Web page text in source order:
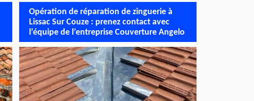
Opération de réparation de zinguerie à
Lissac Sur Couze : prenez contact avec
l’équipe de l’entreprise Couverture Angelo